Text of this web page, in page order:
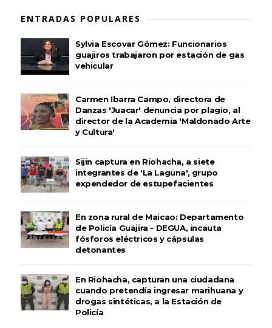
ENTRADAS POPULARES
Sylvia Escovar Gómez: Funcionarios
guajiros trabajaron por estación de gas
vehicular
Carmen Ibarra Campo, directora de
Danzas 'Juacar' denuncia por plagio, al
director de la Academia 'Maldonado Arte
y Cultura'
Sijin captura en Riohacha, a siete
integrantes de 'La Laguna', grupo
expendedor de estupefacientes
En zona rural de Maicao: Departamento
de Policía Guajira - DEGUA, incauta
fósforos eléctricos y cápsulas
detonantes
En Riohacha, capturan una ciudadana
cuando pretendía ingresar marihuana y
drogas sintéticas, a la Estación de
Policía